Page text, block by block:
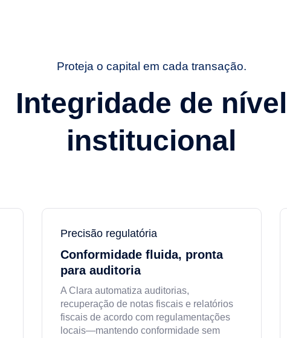
Proteja o capital em cada transação.
Integridade de nível
institucional
Precisão regulatória
Conformidade fluida, pronta
para auditoria
A Clara automatiza auditorias,
recuperação de notas fiscais e relatórios
fiscais de acordo com regulamentações
locais—mantendo conformidade sem